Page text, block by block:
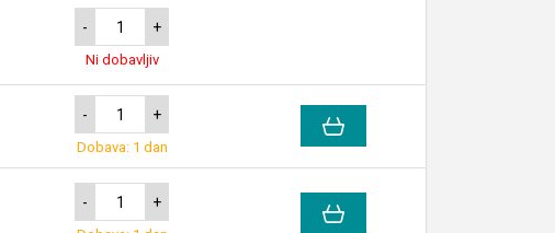
- +
Ni dobavljiv
- +
Dobava: 1 dan
- +